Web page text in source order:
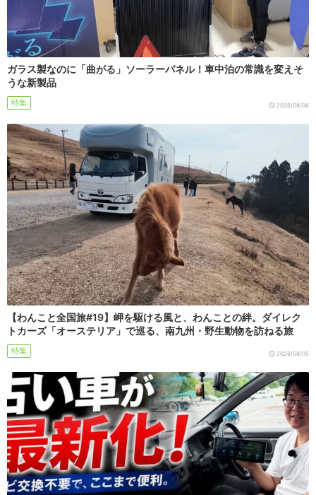
ガラス製なのに「曲がる」ソーラーパネル！車中泊の常識を変えそ
うな新製品
特集 2026/08/06
【わんこと全国旅#19】岬を駆ける風と、わんことの絆。ダイレク
トカーズ「オーステリア」で巡る、南九州・野生動物を訪ねる旅
特集 2026/08/05